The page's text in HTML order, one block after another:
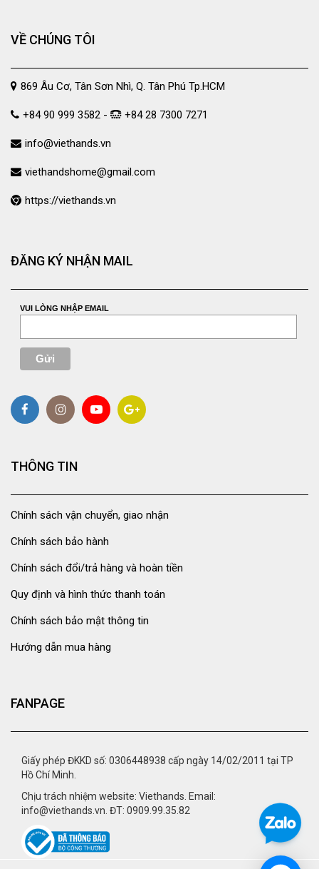
VỀ CHÚNG TÔI
869 Âu Cơ, Tân Sơn Nhì, Q. Tân Phú Tp.HCM
+84 90 999 3582 - +84 28 7300 7271
info@viethands.vn
viethandshome@gmail.com
https://viethands.vn
ĐĂNG KÝ NHẬN MAIL
VUI LÒNG NHẬP EMAIL
THÔNG TIN
Chính sách vận chuyển, giao nhận
Chính sách bảo hành
Chính sách đổi/trả hàng và hoàn tiền
Quy định và hình thức thanh toán
Chính sách bảo mật thông tin
Hướng dẫn mua hàng
FANPAGE
Giấy phép ĐKKD số: 0306448938 cấp ngày 14/02/2011 tại TP
Hồ Chí Minh.
Chịu trách nhiệm website: Viethands. Email:
info@viethands.vn. ĐT: 0909.99.35.82